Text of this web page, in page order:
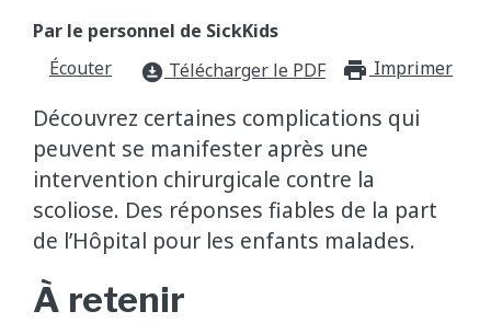
Par le personnel de SickKids
Écouter
download_for_offline Télécharger le PDF Imprimer
Découvrez certaines complications qui
peuvent se manifester après une
intervention chirurgicale contre la
scoliose. Des réponses fiables de la part
de l’Hôpital pour les enfants malades.
À retenir